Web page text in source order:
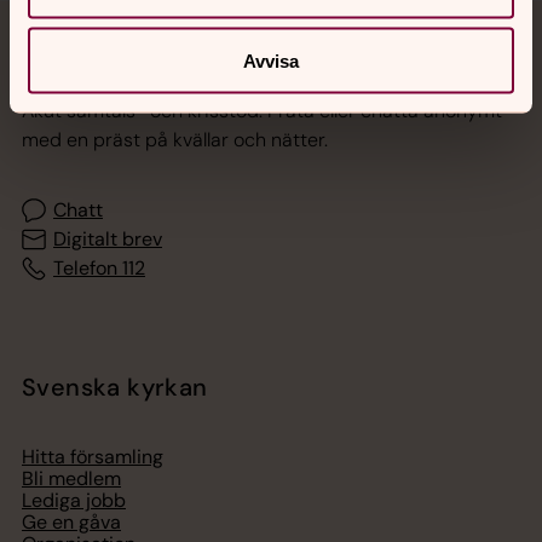
Avvisa
Jourhavande präst
Akut samtals- och krisstöd. Prata eller chatta anonymt
med en präst på kvällar och nätter.
Chatt
Digitalt brev
Telefon 112
Svenska kyrkan
Hitta församling
Bli medlem
Lediga jobb
Ge en gåva